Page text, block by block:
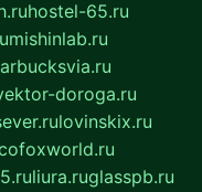
hostel-65.ru
mishinlab.ru
doroga.ru
lovinskix.ru
liura.ruglasspb.ru